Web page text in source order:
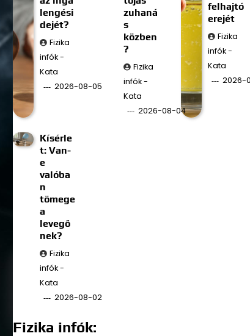
lengési
dejét?
Fizika
infók -
Kata
2026-08-05
zuhaná
s
közben
?
Fizika
infók -
Kata
2026-08-04
felhajtó
erejét
Fizika
infók -
Kata
2026-
Kísérle
t: Van-
e
valóba
n
tömege
a
levegő
nek?
Fizika
infók -
Kata
2026-08-02
Fizika infók: